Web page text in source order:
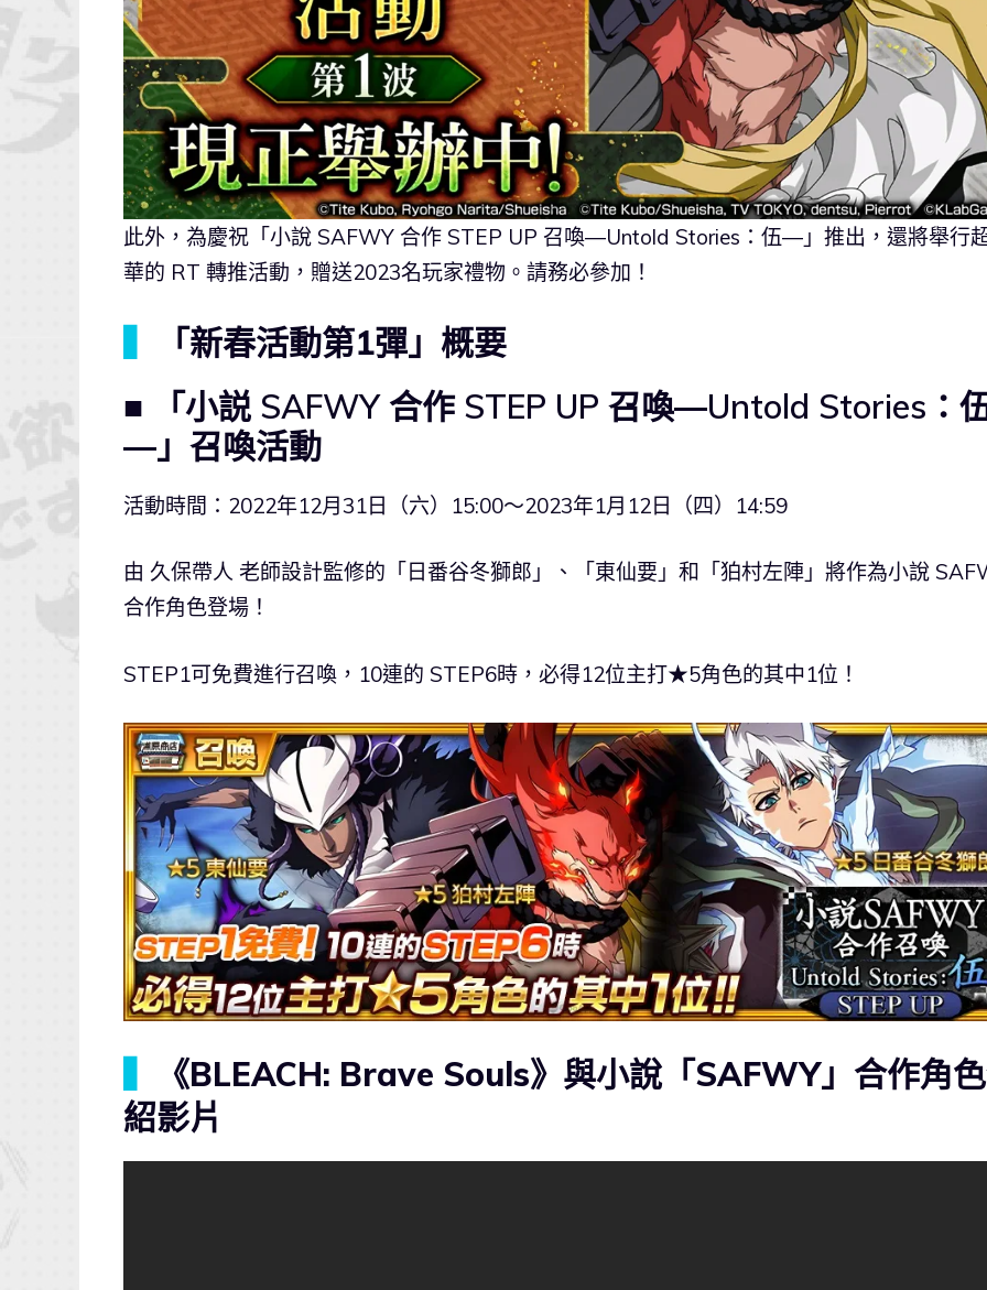
此外，為慶祝「小說 SAFWY 合作 STEP UP 召喚―Untold Stories：伍―」推出，還將舉行
華的 RT 轉推活動，贈送2023名玩家禮物。請務必參加！
「新春活動第1彈」概要
■ 「小説 SAFWY 合作 STEP UP 召喚―Untold Stories：
―」召喚活動
活動時間：2022年12月31日（六）15:00～2023年1月12日（四）14:59
由 久保帶人 老師設計監修的「日番谷冬獅郎」、「東仙要」和「狛村左陣」將作為小說
合作角色登場！
STEP1可免費進行召喚，10連的 STEP6時，必得12位主打★5角色的其中1位！
《BLEACH: Brave Souls》與小說「SAFWY」合作角
紹影片